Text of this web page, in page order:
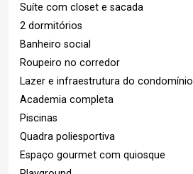
Suíte com closet e sacada
2 dormitórios
Banheiro social
Roupeiro no corredor
Lazer e infraestrutura do condomínio
Academia completa
Piscinas
Quadra poliesportiva
Espaço gourmet com quiosque